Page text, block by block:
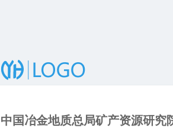
中国冶金地质总局矿产资源研究